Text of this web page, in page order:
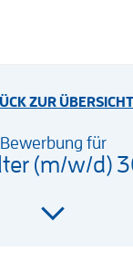
ZUR ÜBERSICHT
Bewerbung für
(m/w/d)